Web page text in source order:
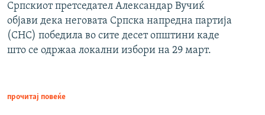
Српскиот претседател Александар Вучиќ
објави дека неговата Српска напредна партија
(СНС) победила во сите десет општини каде
што се одржаа локални избори на 29 март.
прочитај повеќе